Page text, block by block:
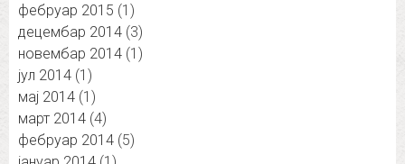
фебруар 2015 (1)
децембар 2014 (3)
новембар 2014 (1)
јул 2014 (1)
мај 2014 (1)
март 2014 (4)
фебруар 2014 (5)